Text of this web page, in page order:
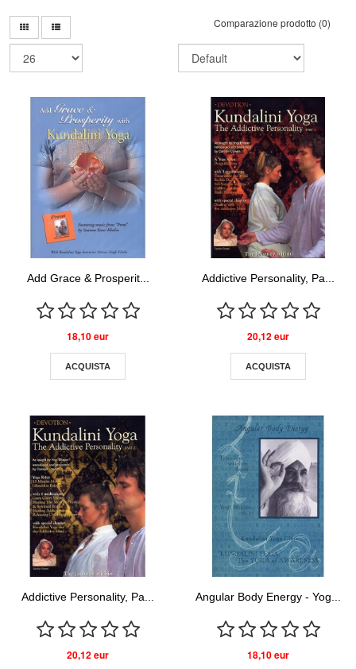
Comparazione prodotto (0)
Add Grace & Prosperit...
18,10 eur
ACQUISTA
Addictive Personality, Pa...
20,12 eur
ACQUISTA
Addictive Personality, Pa...
20,12 eur
Angular Body Energy - Yog...
18,10 eur